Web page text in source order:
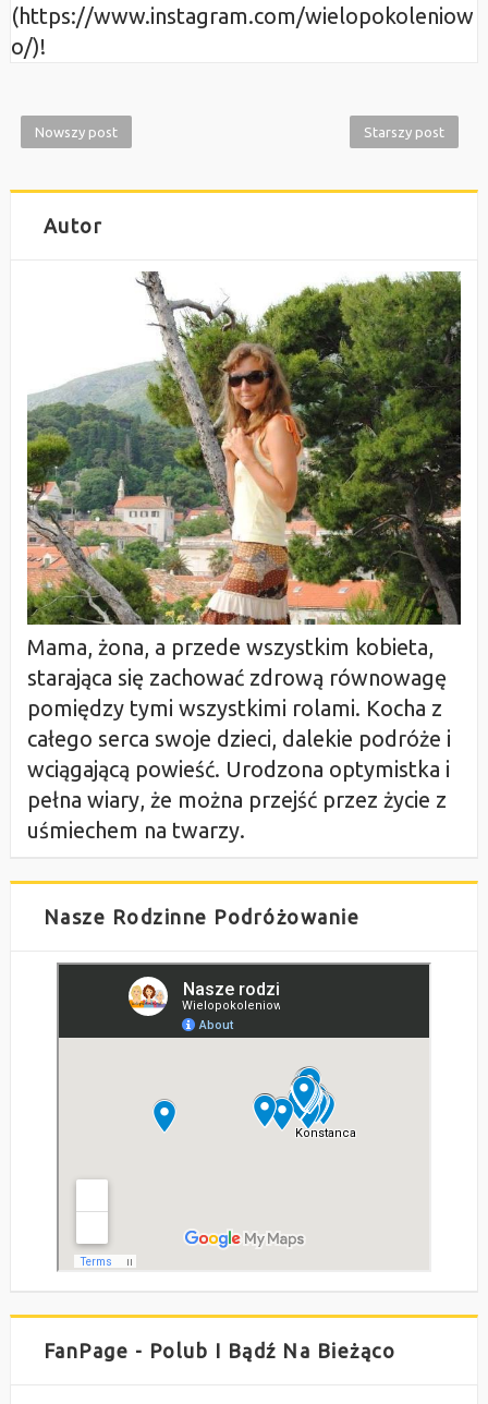
(https://www.instagram.com/wielopokoleniow
o/)!
Nowszy post Starszy post
Autor
Mama, żona, a przede wszystkim kobieta,
starająca się zachować zdrową równowagę
pomiędzy tymi wszystkimi rolami. Kocha z
całego serca swoje dzieci, dalekie podróże i
wciągającą powieść. Urodzona optymistka i
pełna wiary, że można przejść przez życie z
uśmiechem na twarzy.
Nasze Rodzinne Podróżowanie
FanPage - Polub I Bądź Na Bieżąco